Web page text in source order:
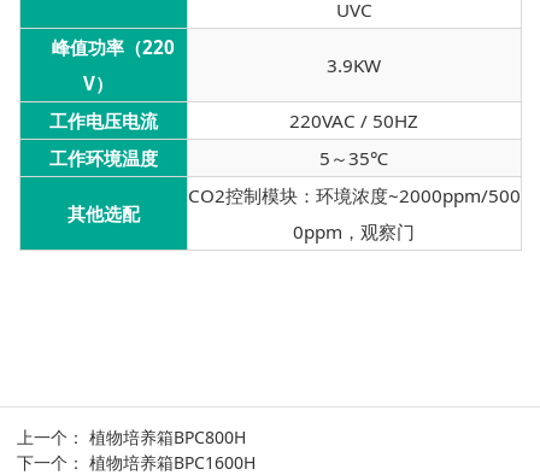
UVC
峰值功率（220
V）
3.9KW
工作电压电流
220VAC / 50HZ
工作环境温度
5～35℃
其他选配
CO2控制模块：环境浓度~2000ppm/500
0ppm，观察门
上一个： 植物培养箱BPC800H
下一个： 植物培养箱BPC1600H